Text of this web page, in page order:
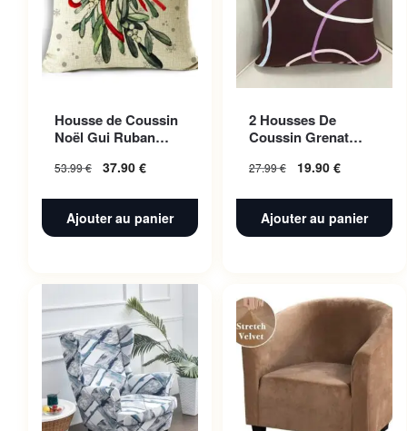
Housse de Coussin
Noël Gui Ruban
53.99€ 37.90 €
Ajouter au panier
2 Housses De
Coussin Grenat
45 X 45 Cm
27.99€ 19.90 €
Ajouter au panier